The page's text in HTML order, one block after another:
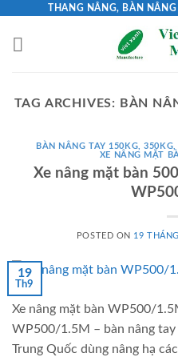
content
THANG NÂNG, BÀN
TAG ARCHIVES: BÀN
BÀN NÂNG TAY 150KG,
XE NÂNG MẶT
Xe nâng mặt bàn
POSTED ON 19
19
Th9
Xe nâng mặt bàn WP500/
WP500/1.5M – bàn nâng
Trung Quốc dùng nâng hạ